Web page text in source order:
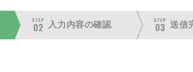
STEP
02 入力内容の確認
STEP
03 送信